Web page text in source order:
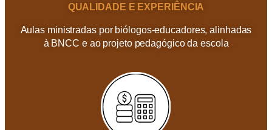
QUALIDADE E EXPERIÊNCIA
Aulas ministradas por biólogos-educadores, alinhadas
à BNCC e ao projeto pedagógico da escola